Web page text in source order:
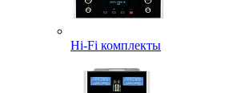
Hi-Fi комплекты